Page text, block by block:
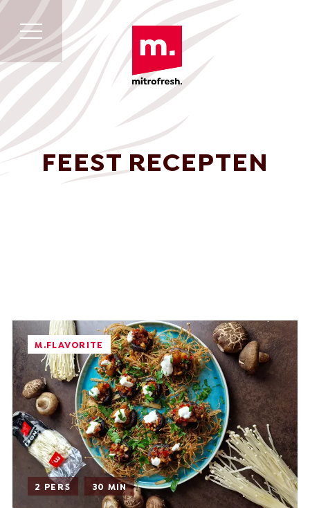
Nederlands
English
Nederlands
Deutsch
Français
+31 174 245 543
sales@mitrofresh.com
FEEST RECEPTEN
M.FLAVORITE
2 PERS 30 MIN